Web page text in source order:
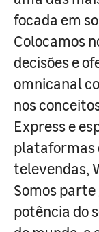
focada em
Colocamos
decisões e
omnicanal
nos
Express e
plataformas
televendas,
Somos
potência do